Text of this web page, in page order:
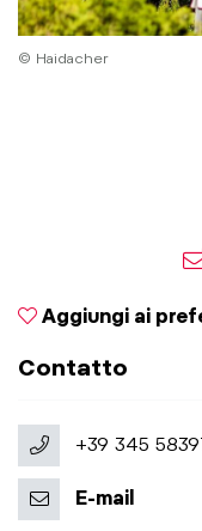
© Haidacher
Aggiungi ai
Contatto
+39 345
E-mail